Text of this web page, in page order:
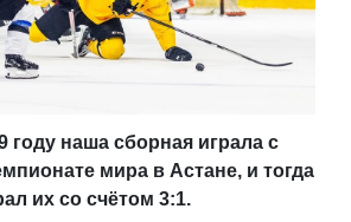
году наша сборная играла с
мира в Астане, и тогда
их со счётом 3:1.